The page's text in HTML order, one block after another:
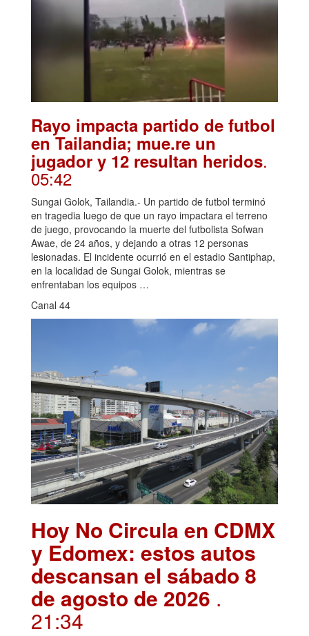
Rayo impacta partido de futbol
en Tailandia; mue.re un
jugador y 12 resultan heridos.
05:42
Sungai Golok, Tailandia.- Un partido de futbol terminó
en tragedia luego de que un rayo impactara el terreno
de juego, provocando la muerte del futbolista Sofwan
Awae, de 24 años, y dejando a otras 12 personas
lesionadas. El incidente ocurrió en el estadio Santiphap,
en la localidad de Sungai Golok, mientras se
enfrentaban los equipos …
Canal 44
Hoy No Circula en CDMX
y Edomex: estos autos
descansan el sábado 8
de agosto de 2026 .
21:34